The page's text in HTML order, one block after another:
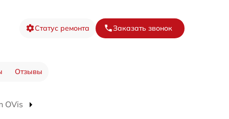
Статус ремонта Заказать звонок
Отзывы
OVis